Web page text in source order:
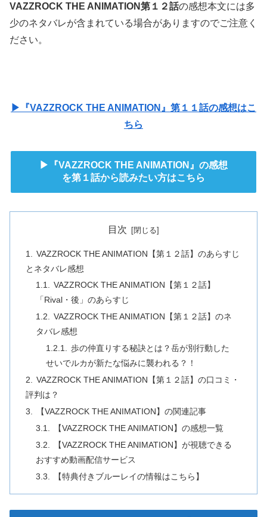
VAZZROCK THE ANIMATION第１２話の感想本文には多
少のネタバレが含まれている場合がありますのでご注意く
ださい。
▶『VAZZROCK THE ANIMATION』第１１話の感想はこ
ちら
▶『VAZZROCK THE ANIMATION』の感想
を第１話から読みたい方はこちら
目次
VAZZROCK THE ANIMATION【第１２話】のあらすじ
とネタバレ感想
VAZZROCK THE ANIMATION【第１２話】
「Rival・後」のあらすじ
VAZZROCK THE ANIMATION【第１２話】のネ
タバレ感想
歩の仲直りする秘訣とは？岳が別行動した
せいでルカが新たな悩みに襲われる？！
VAZZROCK THE ANIMATION【第１２話】の口コミ・
評判は？
【VAZZROCK THE ANIMATION】の関連記事
【VAZZROCK THE ANIMATION】の感想一覧
【VAZZROCK THE ANIMATION】が視聴できる
おすすめ動画配信サービス
【特典付きブルーレイの情報はこちら】